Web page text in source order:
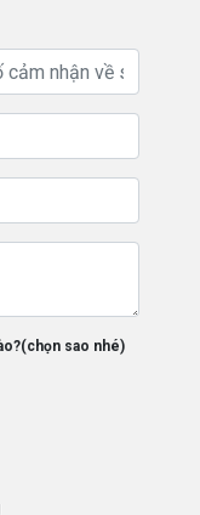
sao nhé)